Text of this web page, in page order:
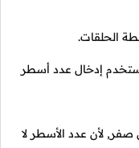
الحلقات.
إدخال عدد أسطر
لأن عدد الأسطر لا